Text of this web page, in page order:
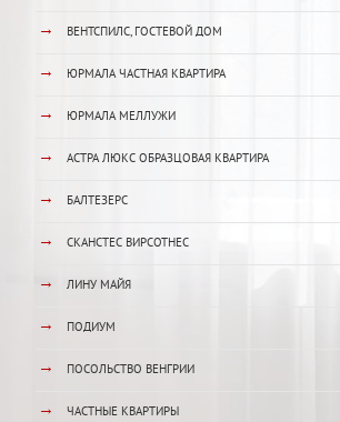
→ ВЕНТСПИЛС, ГОСТЕВОЙ ДОМ
→ ЮРМАЛА ЧАСТНАЯ КВАРТИРА
→ ЮРМАЛА МЕЛЛУЖИ
→ АСТРА ЛЮКС ОБРАЗЦОВАЯ КВАРТИРА
→ БАЛТЕЗЕРС
→ СКАНСТЕС ВИРСОТНЕС
→ ЛИНУ МАЙЯ
→ ПОДИУМ
→ ПОСОЛЬСТВО ВЕНГРИИ
→ ЧАСТНЫЕ КВАРТИРЫ